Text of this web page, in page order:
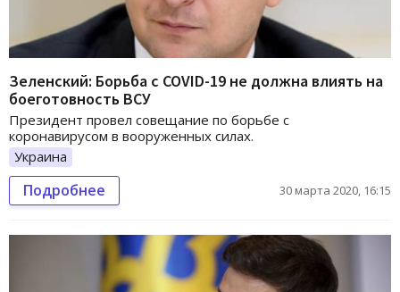
Зеленский: Борьба с COVID-19 не должна влиять на
боеготовность ВСУ
Президент провел совещание по борьбе с
коронавирусом в вооруженных силах.
Украина
Подробнее 30 марта 2020, 16:15